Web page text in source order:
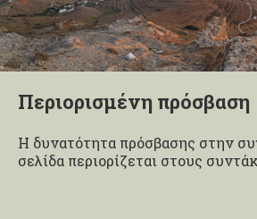
Περιορισμένη πρόσβαση
Η δυνατότητα πρόσβασης στην
σελίδα περιορίζεται στους